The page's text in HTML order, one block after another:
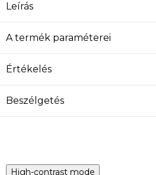
Leírás
A termék paraméterei
Értékelés
Beszélgetés
High-contrast mode